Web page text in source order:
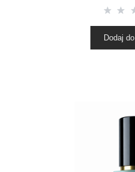
Dodaj